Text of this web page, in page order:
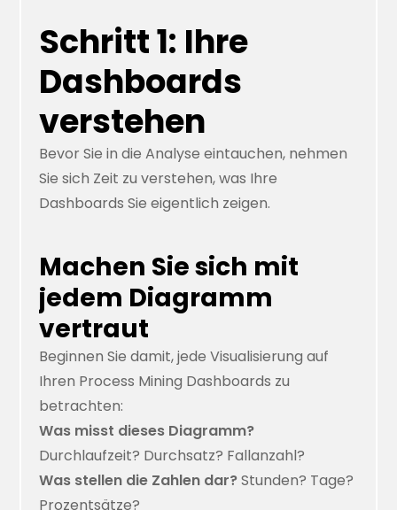
Schritt 1: Ihre
Dashboards
verstehen
Bevor Sie in die Analyse eintauchen, nehmen
Sie sich Zeit zu verstehen, was Ihre
Dashboards Sie eigentlich zeigen.
Machen Sie sich mit
jedem Diagramm
vertraut
Beginnen Sie damit, jede Visualisierung auf
Ihren Process Mining Dashboards zu
betrachten:
Was misst dieses Diagramm?
Durchlaufzeit? Durchsatz? Fallanzahl?
Was stellen die Zahlen dar?Stunden? Tage?
Prozentsätze?